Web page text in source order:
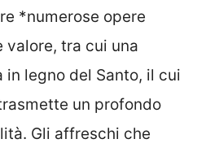
*numerose opere
valore, tra cui una
legno del Santo, il cui
un profondo
Gli affreschi che